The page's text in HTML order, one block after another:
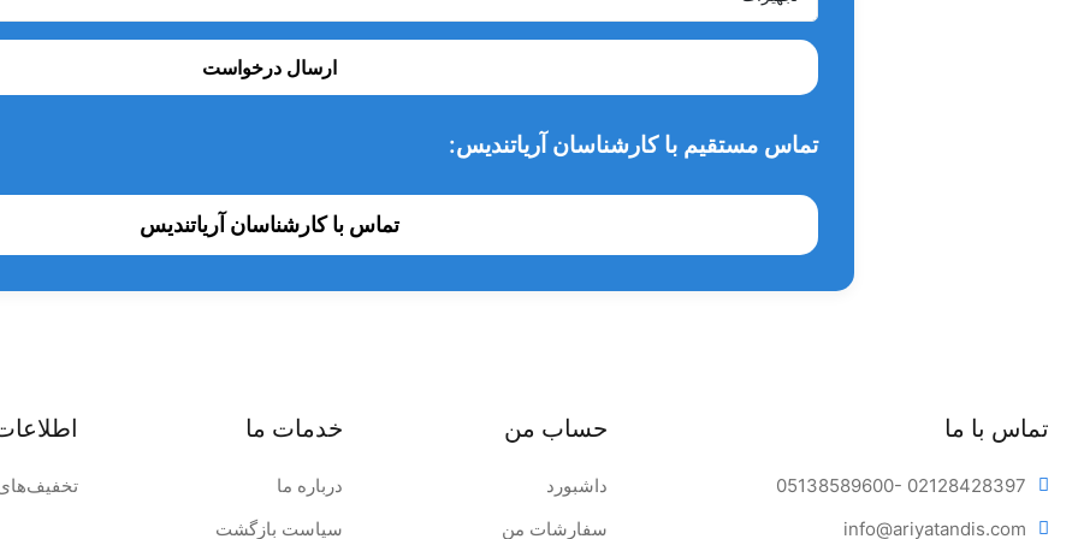
ارسال درخواست
تماس مستقیم با کارشناسان آریاتندیس:
تماس با کارشناسان آریاتندیس
تماس با ما
05138589600- 02128428397
info@ariyatandis.com
حساب من
داشبورد
سفارشات من
خدمات ما
درباره ما
سیاست بازگشت